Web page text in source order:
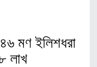
মণ ইলিশধরা
লাখ